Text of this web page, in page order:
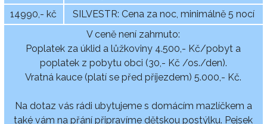
14990,- kč
SILVESTR: Cena za noc, minimálně 5 nocí
V ceně není zahrnuto:
Poplatek za úklid a lůžkoviny 4.500,- Kč/pobyt a
poplatek z pobytu obci (30,- Kč /os./den).
Vratná kauce (platí se před příjezdem) 5.000,- Kč.
Na dotaz vás rádi ubytujeme s domácím mazlíčkem a
také vám na přání připravíme dětskou postýlku. Pejsek